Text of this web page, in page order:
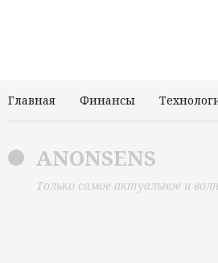
Главная Финансы
ANONSENS
Только самое актуальное и